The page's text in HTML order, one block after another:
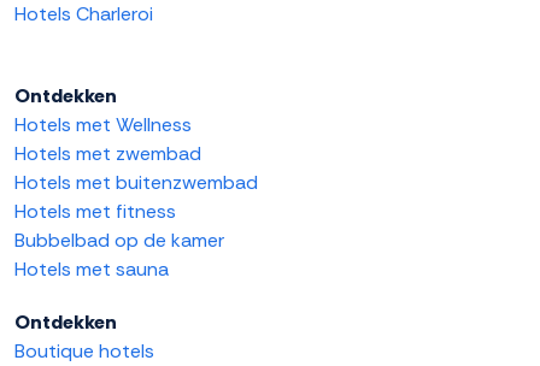
Hotels Charleroi
Ontdekken
Hotels met Wellness
Hotels met zwembad
Hotels met buitenzwembad
Hotels met fitness
Bubbelbad op de kamer
Hotels met sauna
Ontdekken
Boutique hotels